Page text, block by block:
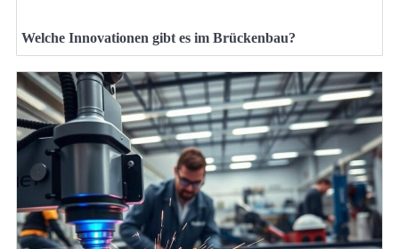
Welche Innovationen gibt es im Brückenbau?